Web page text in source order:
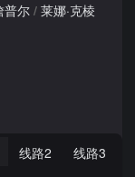
普尔/ 莱娜·克棱
线路2 线路3